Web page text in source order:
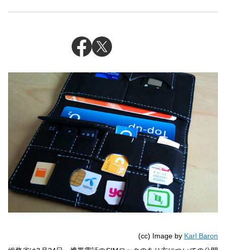
(cc) Image by Karl Baron